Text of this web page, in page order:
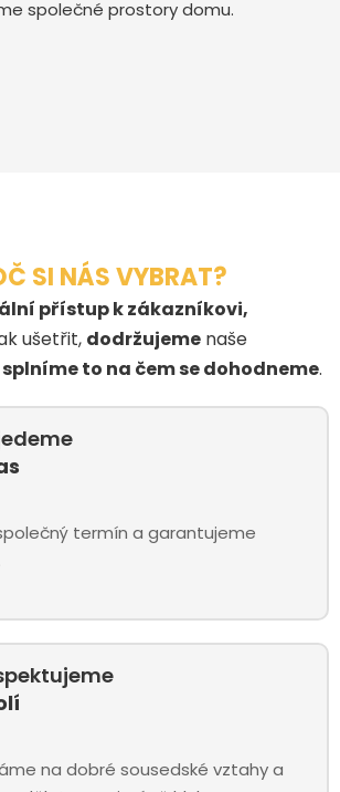
společné prostory domu.
SI NÁS VYBRAT?
přístup k zákazníkovi,
ušetřit, dodržujeme naše
splníme to na čem se dohodneme.
termín a garantujeme
na dobré sousedské vztahy a